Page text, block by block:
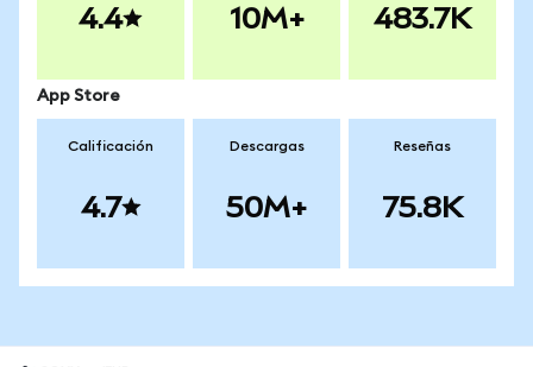
4.4 10M+ 483.7K
App Store
Calificación
4.7
Descargas
50M+
Reseñas
75.8K